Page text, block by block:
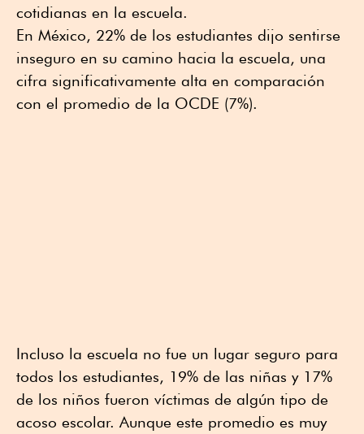
cotidianas en la escuela.
En México, 22% de los estudiantes dijo sentirse
inseguro en su camino hacia la escuela, una
cifra significativamente alta en comparación
con el promedio de la OCDE (7%).
Incluso la escuela no fue un lugar seguro para
todos los estudiantes, 19% de las niñas y 17%
de los niños fueron víctimas de algún tipo de
acoso escolar. Aunque este promedio es muy